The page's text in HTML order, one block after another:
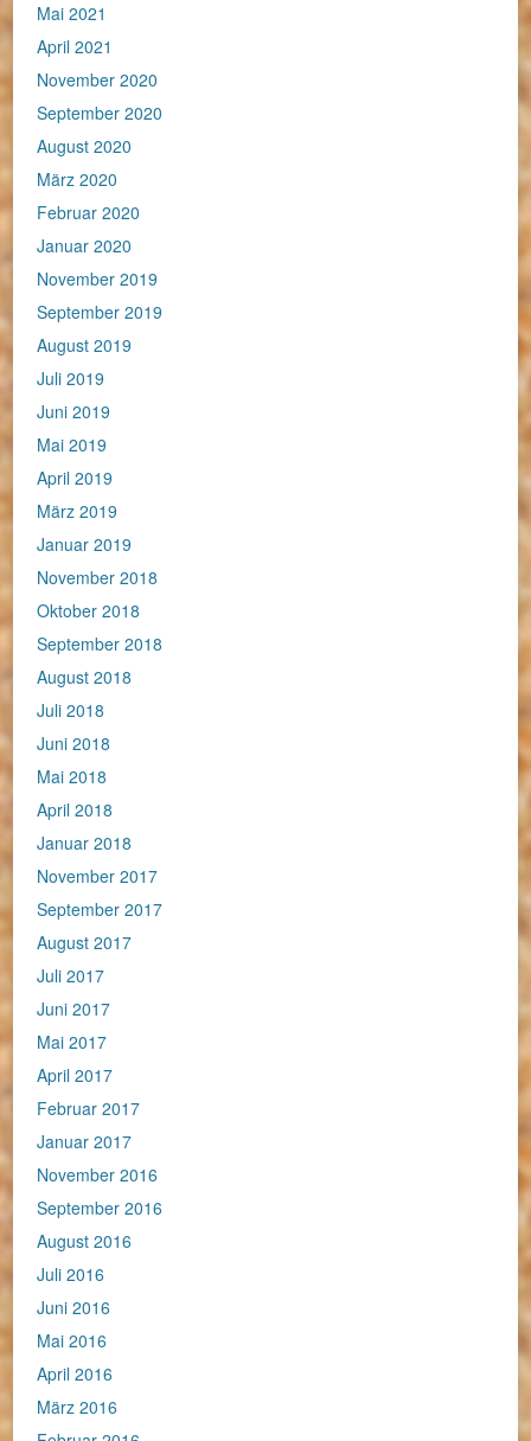
Mai 2021
April 2021
November 2020
September 2020
August 2020
März 2020
Februar 2020
Januar 2020
November 2019
September 2019
August 2019
Juli 2019
Juni 2019
Mai 2019
April 2019
März 2019
Januar 2019
November 2018
Oktober 2018
September 2018
August 2018
Juli 2018
Juni 2018
Mai 2018
April 2018
Januar 2018
November 2017
September 2017
August 2017
Juli 2017
Juni 2017
Mai 2017
April 2017
Februar 2017
Januar 2017
November 2016
September 2016
August 2016
Juli 2016
Juni 2016
Mai 2016
April 2016
März 2016